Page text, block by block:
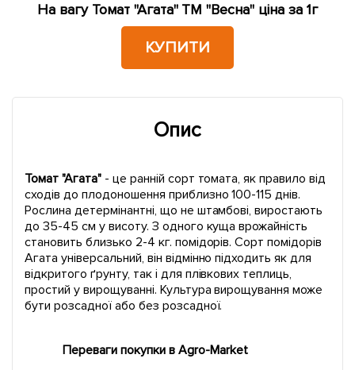
На вагу Томат "Агата" ТМ "Весна" ціна за 1г
КУПИТИ
Опис
Томат "Агата" - це ранній сорт томата, як правило від
сходів до плодоношення приблизно 100-115 днів.
Рослина детермінантні, що не штамбові, виростають
до 35-45 см у висоту. З одного куща врожайність
становить близько 2-4 кг. помідорів. Сорт помідорів
Агата універсальний, він відмінно підходить як для
відкритого ґрунту, так і для плівкових теплиць,
простий у вирощуванні. Культура вирощування може
бути розсадної або без розсадної.
Переваги покупки в Agro-Market